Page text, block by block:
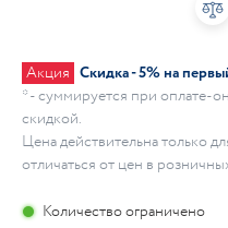
Акция Скидка - 5% на
* - суммируется при оплате-
скидкой.
Цена действительна только
отличаться от цен в
Количество ограничено